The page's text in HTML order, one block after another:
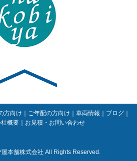
方向け ご年配の方向け 車両情報 ブログ
概要 お見積・お問い合わせ
本舗株式会社 All Rights Reserved.